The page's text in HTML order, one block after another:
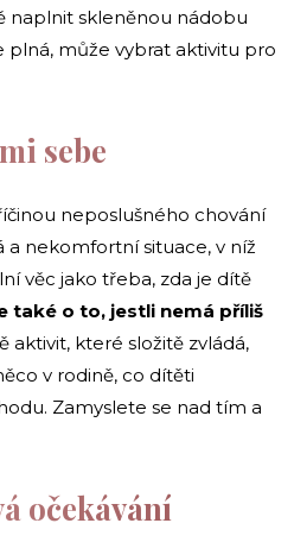
naplnit skleněnou nádobu
plná, může vybrat aktivitu pro
sebe
neposlušného chování
a nekomfortní situace, v níž
věc jako třeba, zda je dítě
také o to, jestli nemá příliš
aktivit, které složitě zvládá,
v rodině, co dítěti
Zamyslete se nad tím a
očekávání